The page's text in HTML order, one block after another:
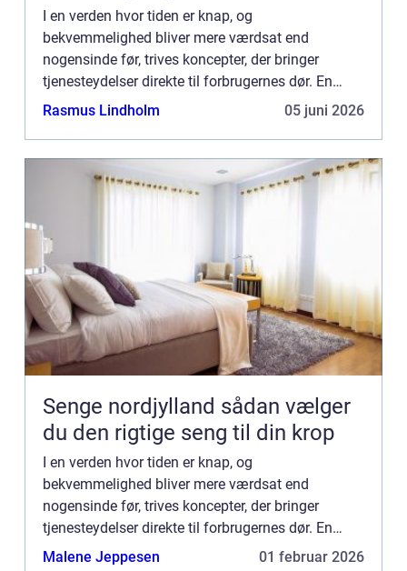
I en verden hvor tiden er knap, og
bekvemmelighed bliver mere værdsat end
nogensinde før, trives koncepter, der bringer
tjenesteydelser direkte til forbrugernes dør. En
sådan innovation, der har vundet popularitet i
Rasmus Lindholm 05 juni 2026
Senge nordjylland sådan vælger
du den rigtige seng til din krop
I en verden hvor tiden er knap, og
bekvemmelighed bliver mere værdsat end
nogensinde før, trives koncepter, der bringer
tjenesteydelser direkte til forbrugernes dør. En
sådan innovation, der har vundet popularitet i
Malene Jeppesen 01 februar 2026